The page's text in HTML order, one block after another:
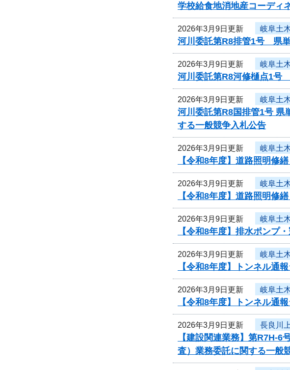
学校給食地消地産コーディ
2026年3月9日更新 岐阜土
河川委託第R8排管1号 県
2026年3月9日更新 岐阜土
河川委託第R8河修樋点1号
2026年3月9日更新 岐阜土
河川委託第R8国排管1号
する一般競争入札公告
2026年3月9日更新 岐阜土
【令和8年度】道路照明修
2026年3月9日更新 岐阜土
【令和8年度】道路照明修
2026年3月9日更新 岐阜土
【令和8年度】排水ポンプ
2026年3月9日更新 岐阜土
【令和8年度】トンネル通
2026年3月9日更新 岐阜土
【令和8年度】トンネル通
2026年3月9日更新 長良川
【建設関連業務】第R7H-
査）業務委託に関する一般